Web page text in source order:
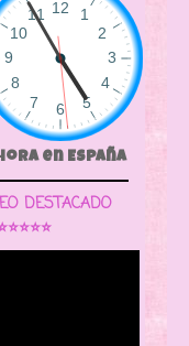
en España
DESTACADO